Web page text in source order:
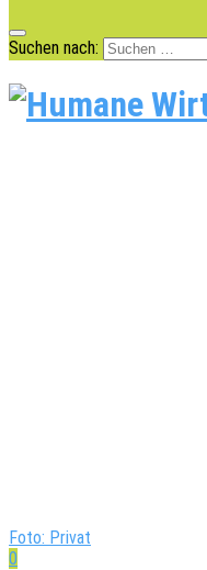
Suchen nach:
Foto: Privat
0